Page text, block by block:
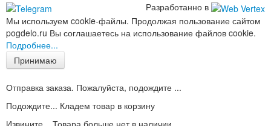
Разработанно в
Мы используем cookie-файлы. Продолжая пользование сайтом
pogdelo.ru Вы соглашаетесь на использование файлов cookie.
Подробнее...
Принимаю
Отправка заказа. Пожалуйста, подождите ...
Подождите... Кладем товар в корзину
Извините... Товара больше нет в наличии.